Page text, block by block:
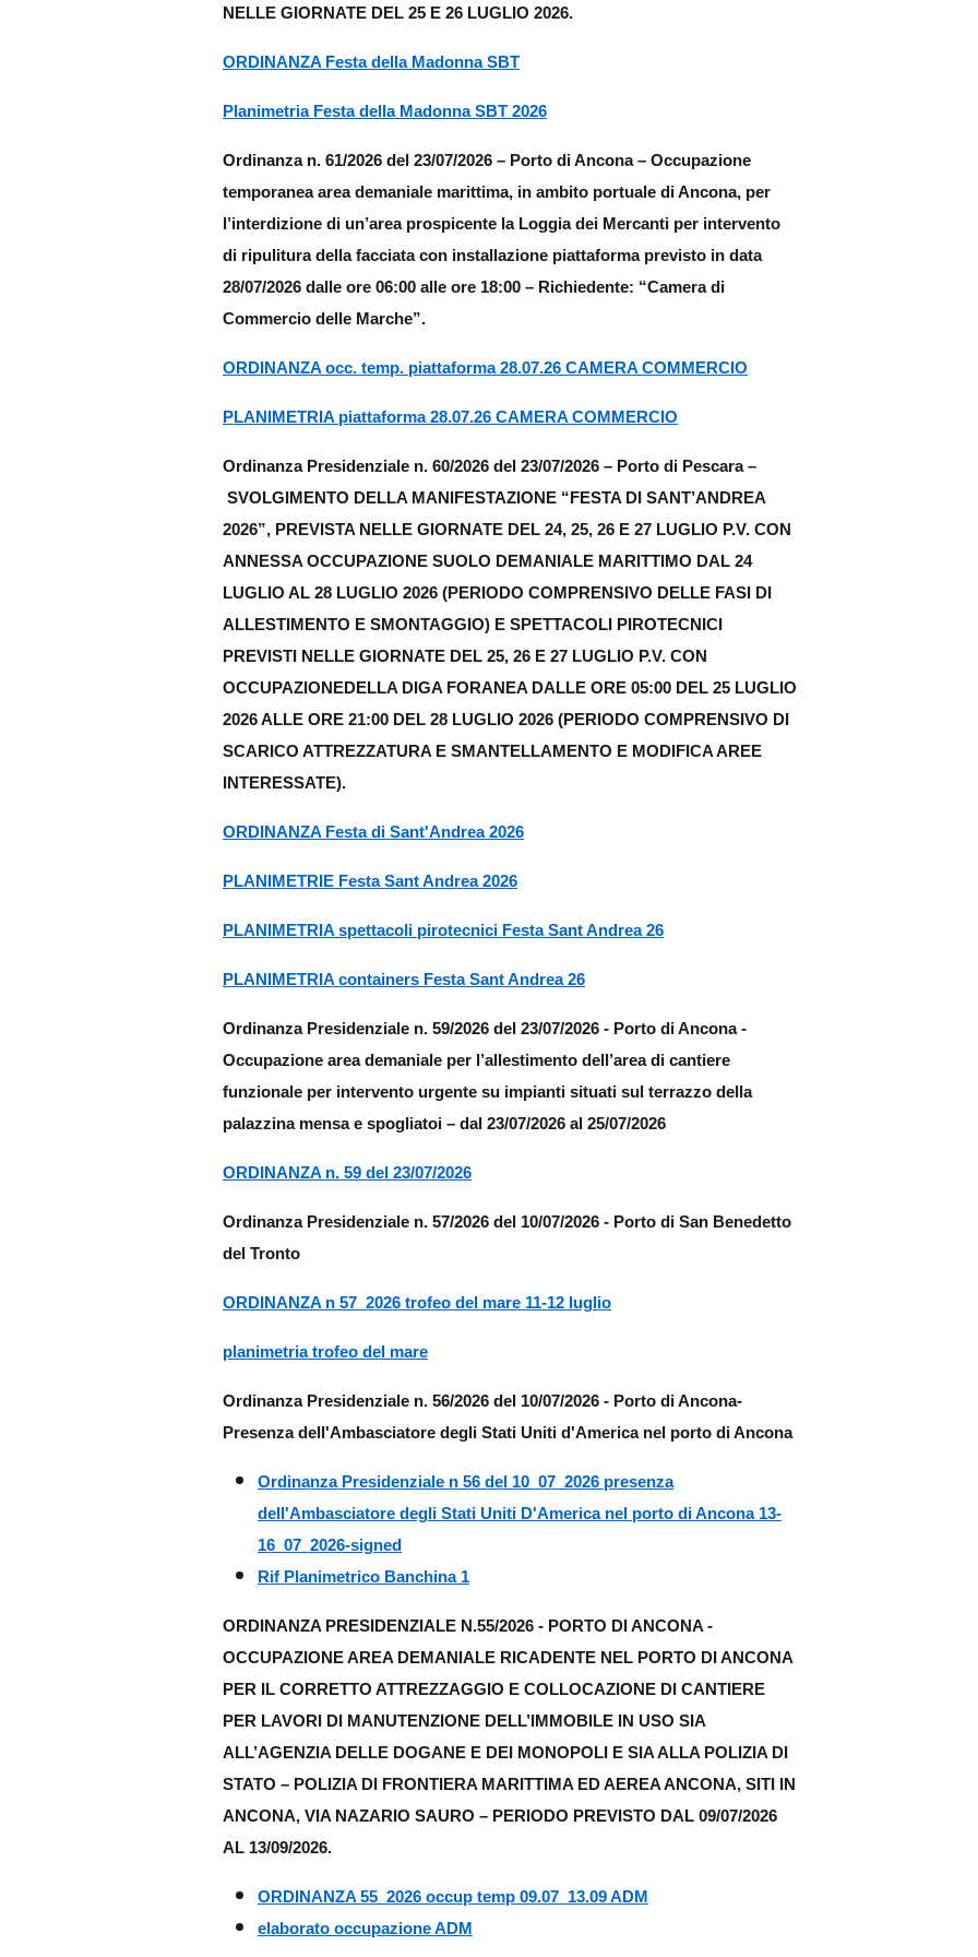
NELLE GIORNATE DEL 25 E 26 LUGLIO 2026.
ORDINANZA Festa della Madonna SBT
Planimetria Festa della Madonna SBT 2026
Ordinanza n. 61/2026 del 23/07/2026 – Porto di Ancona – Occupazione
temporanea area demaniale marittima, in ambito portuale di Ancona, per
l’interdizione di un’area prospicente la Loggia dei Mercanti per intervento
di ripulitura della facciata con installazione piattaforma previsto in data
28/07/2026 dalle ore 06:00 alle ore 18:00 – Richiedente: “Camera di
Commercio delle Marche”.
ORDINANZA occ. temp. piattaforma 28.07.26 CAMERA COMMERCIO
PLANIMETRIA piattaforma 28.07.26 CAMERA COMMERCIO
Ordinanza Presidenziale n. 60/2026 del 23/07/2026 – Porto di Pescara –
SVOLGIMENTO DELLA MANIFESTAZIONE “FESTA DI SANT’ANDREA
2026”, PREVISTA NELLE GIORNATE DEL 24, 25, 26 E 27 LUGLIO P.V. CON
ANNESSA OCCUPAZIONE SUOLO DEMANIALE MARITTIMO DAL 24
LUGLIO AL 28 LUGLIO 2026 (PERIODO COMPRENSIVO DELLE FASI DI
ALLESTIMENTO E SMONTAGGIO) E SPETTACOLI PIROTECNICI
PREVISTI NELLE GIORNATE DEL 25, 26 E 27 LUGLIO P.V. CON
OCCUPAZIONEDELLA DIGA FORANEA DALLE ORE 05:00 DEL 25 LUGLIO
2026 ALLE ORE 21:00 DEL 28 LUGLIO 2026 (PERIODO COMPRENSIVO DI
SCARICO ATTREZZATURA E SMANTELLAMENTO E MODIFICA AREE
INTERESSATE).
ORDINANZA Festa di Sant'Andrea 2026
PLANIMETRIE Festa Sant Andrea 2026
PLANIMETRIA spettacoli pirotecnici Festa Sant Andrea 26
PLANIMETRIA containers Festa Sant Andrea 26
Ordinanza Presidenziale n. 59/2026 del 23/07/2026 - Porto di Ancona -
Occupazione area demaniale per l’allestimento dell’area di cantiere
funzionale per intervento urgente su impianti situati sul terrazzo della
palazzina mensa e spogliatoi – dal 23/07/2026 al 25/07/2026
ORDINANZA n. 59 del 23/07/2026
Ordinanza Presidenziale n. 57/2026 del 10/07/2026 - Porto di San Benedetto
del Tronto
ORDINANZA n 57_2026 trofeo del mare 11-12 luglio
planimetria trofeo del mare
Ordinanza Presidenziale n. 56/2026 del 10/07/2026 - Porto di Ancona-
Presenza dell'Ambasciatore degli Stati Uniti d'America nel porto di Ancona
Ordinanza Presidenziale n 56 del 10_07_2026 presenza
dell'Ambasciatore degli Stati Uniti D'America nel porto di Ancona 13-
16_07_2026-signed
Rif Planimetrico Banchina 1
ORDINANZA PRESIDENZIALE N.55/2026 - PORTO DI ANCONA -
OCCUPAZIONE AREA DEMANIALE RICADENTE NEL PORTO DI ANCONA
PER IL CORRETTO ATTREZZAGGIO E COLLOCAZIONE DI CANTIERE
PER LAVORI DI MANUTENZIONE DELL’IMMOBILE IN USO SIA
ALL’AGENZIA DELLE DOGANE E DEI MONOPOLI E SIA ALLA POLIZIA DI
STATO – POLIZIA DI FRONTIERA MARITTIMA ED AEREA ANCONA, SITI IN
ANCONA, VIA NAZARIO SAURO – PERIODO PREVISTO DAL 09/07/2026
AL 13/09/2026.
ORDINANZA 55_2026 occup temp 09.07_13.09 ADM
elaborato occupazione ADM